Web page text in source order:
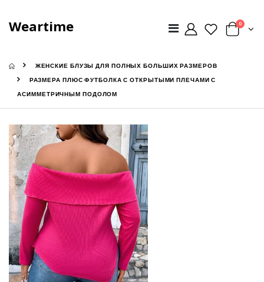
Weartime 0
ЖЕНСКИЕ БЛУЗЫ ДЛЯ ПОЛНЫХ БОЛЬШИХ РАЗМЕРОВ
РАЗМЕРА ПЛЮС ФУТБОЛКА С ОТКРЫТЫМИ ПЛЕЧАМИ С
АСИММЕТРИЧНЫМ ПОДОЛОМ